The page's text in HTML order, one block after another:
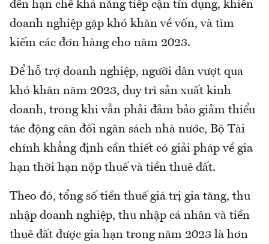
đến hạn chế khả năng tiếp cận tín dụng, khiến
doanh nghiệp gặp khó khăn về vốn, và tìm
kiếm các đơn hàng cho năm 2023.
Để hỗ trợ doanh nghiệp, người dân vượt qua
khó khăn năm 2023, duy trì sản xuất kinh
doanh, trong khi vẫn phải đảm bảo giảm thiểu
tác động cân đối ngân sách nhà nước, Bộ Tài
chính khẳng định cần thiết có giải pháp về gia
hạn thời hạn nộp thuế và tiền thuê đất.
Theo đó, tổng số tiền thuế giá trị gia tăng, thu
nhập doanh nghiệp, thu nhập cá nhân và tiền
thuê đất được gia hạn trong năm 2023 là hơn